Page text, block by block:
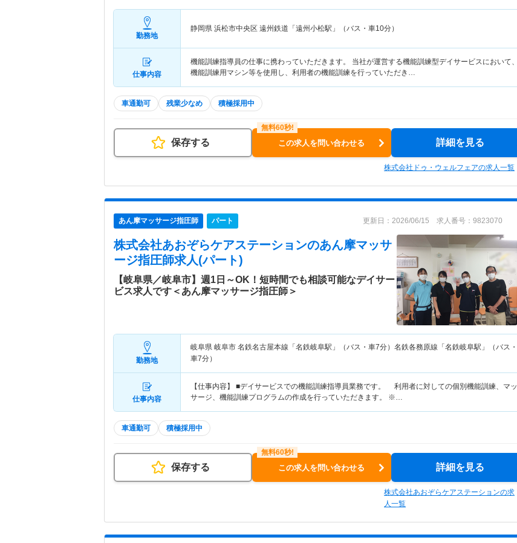
勤務地
静岡県 浜松市中央区 遠州鉄道「遠州小松駅」（バス・車10分）
仕事内容
機能訓練指導員の仕事に携わっていただきます。 当社が運営する機能訓練型デイサービスにおいて、
機能訓練用マシン等を使用し、利用者の機能訓練を行っていただき…
車通勤可 残業少なめ 積極採用中
保存する この求人を問い合わせる 詳細を見る
株式会社ドゥ・ウェルフェアの求人一覧
あん摩マッサージ指圧師 パート 更新日：2026/06/15 求人番号：9823070
株式会社あおぞらケアステーションのあん摩マッサ
ージ指圧師求人(パート)
【岐阜県／岐阜市】週1日～OK！短時間でも相談可能なデイサー
ビス求人です＜あん摩マッサージ指圧師＞
勤務地
岐阜県 岐阜市 名鉄名古屋本線「名鉄岐阜駅」（バス・車7分）名鉄各務原線「名鉄岐阜駅」（バス・
車7分）
仕事内容
【仕事内容】 ■デイサービスでの機能訓練指導員業務です。 利用者に対しての個別機能訓練、マッ
サージ、機能訓練プログラムの作成を行っていただきます。 ※…
車通勤可 積極採用中
保存する この求人を問い合わせる 詳細を見る
株式会社あおぞらケアステーションの求
人一覧